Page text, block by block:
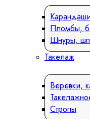
Пломбы,
Шнуры,
Такелаж
Веревки,
Стропы